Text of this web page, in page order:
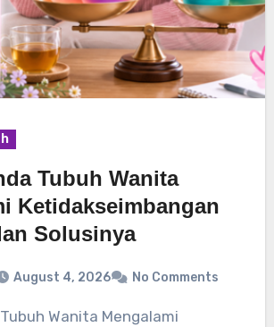
Tubuh Wanita
Ketidakseimbangan
Solusinya
August 4, 2026 No Comments